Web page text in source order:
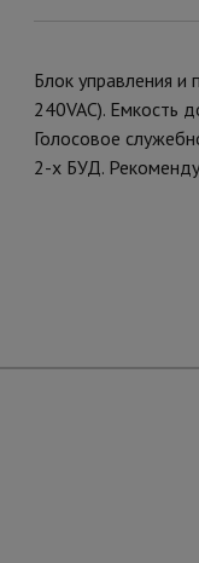
Блок управления
240VAC). Емкость
Голосовое
2-х БУД.